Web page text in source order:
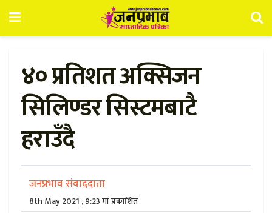
४० प्रतिशत अक्सिजन
सिलिण्डर सिस्टमबाटै
हराउँदै
जनप्रभाव संवाददाता
8th May 2021 , 9:23 मा प्रकाशित